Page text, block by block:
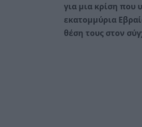
για μια κρίση που
εκατομμύρια
θέση τους στον